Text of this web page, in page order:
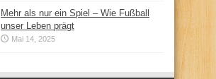
Mehr als nur ein Spiel – Wie Fußball
unser Leben prägt
Mai 14, 2025